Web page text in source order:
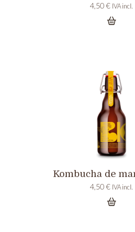
4,50€ IVA incl.
Kombucha de
4,50€ IVA incl.